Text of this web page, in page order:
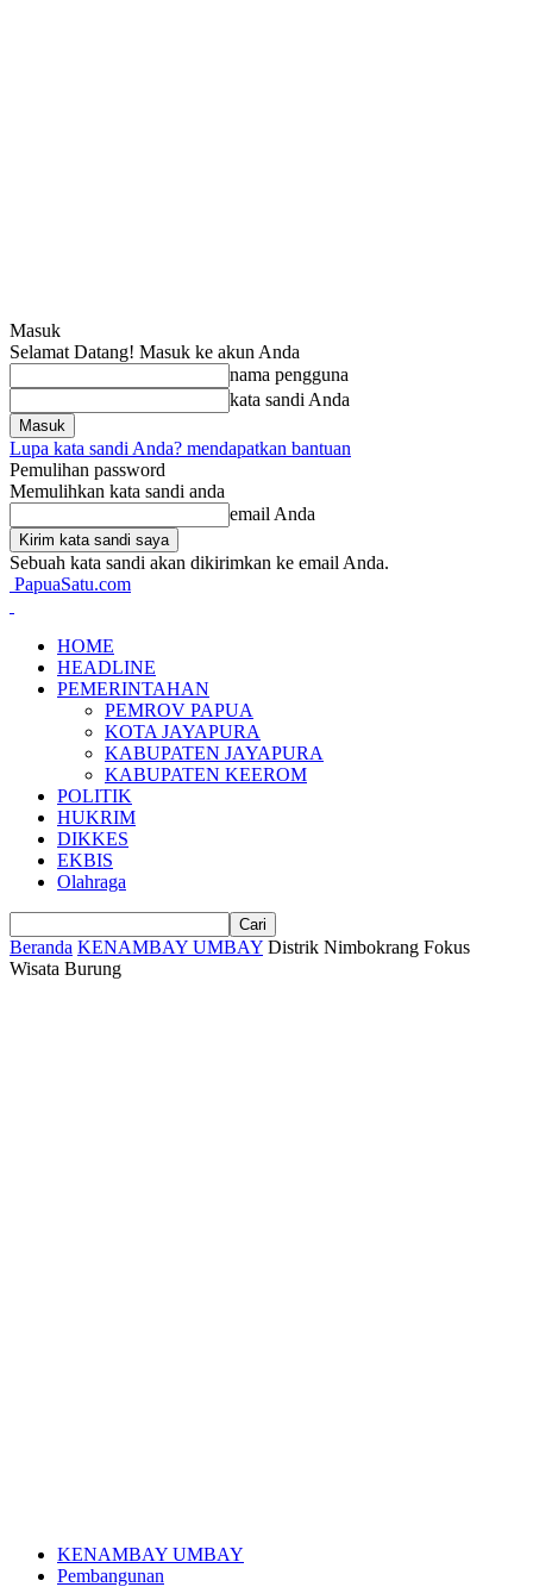
Masuk
Selamat Datang! Masuk ke akun Anda
nama pengguna
kata sandi Anda
Lupa kata sandi Anda? mendapatkan bantuan
Pemulihan password
Memulihkan kata sandi anda
email Anda
Sebuah kata sandi akan dikirimkan ke email Anda.
PapuaSatu.com
HOME
HEADLINE
PEMERINTAHAN
PEMROV PAPUA
KOTA JAYAPURA
KABUPATEN JAYAPURA
KABUPATEN KEEROM
POLITIK
HUKRIM
DIKKES
EKBIS
Olahraga
Beranda KENAMBAY UMBAY Distrik Nimbokrang Fokus
Wisata Burung
KENAMBAY UMBAY
Pembangunan